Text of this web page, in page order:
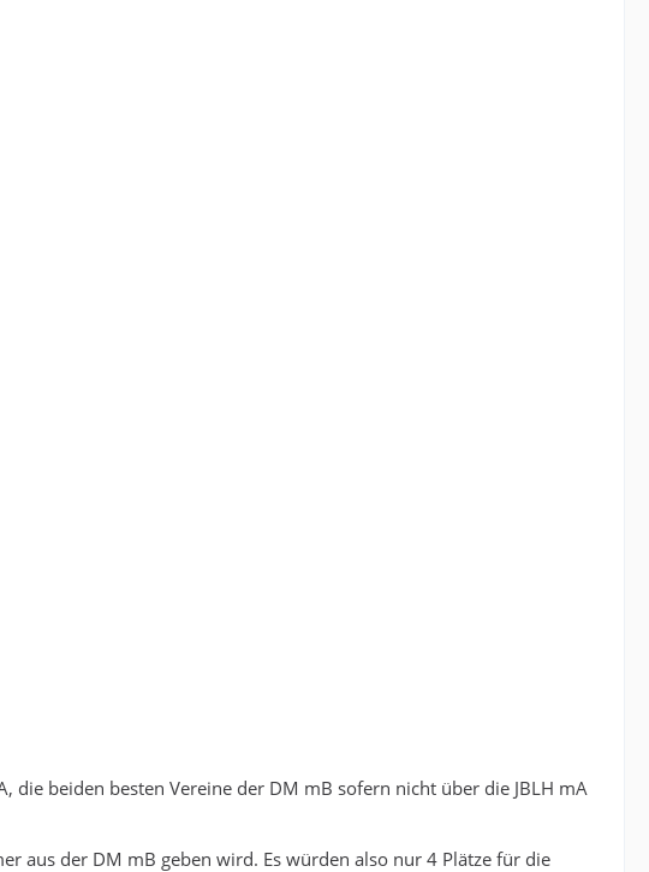
die beiden besten Vereine der DM mB sofern nicht über die JBLH mA
aus der DM mB geben wird. Es würden also nur 4 Plätze für die